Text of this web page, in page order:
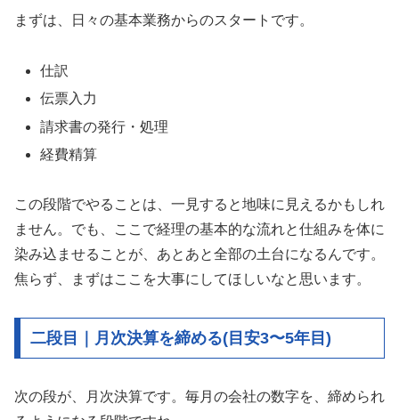
まずは、日々の基本業務からのスタートです。
仕訳
伝票入力
請求書の発行・処理
経費精算
この段階でやることは、一見すると地味に見えるかもしれ
ません。でも、ここで経理の基本的な流れと仕組みを体に
染み込ませることが、あとあと全部の土台になるんです。
焦らず、まずはここを大事にしてほしいなと思います。
二段目｜月次決算を締める(目安3〜5年目)
次の段が、月次決算です。毎月の会社の数字を、締められ